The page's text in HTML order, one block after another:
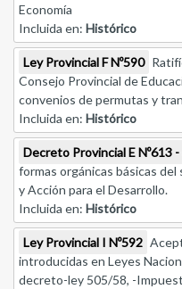
Economía
Incluida en: Histórico
Ley Provincial F Nº590
Consejo Provincial de
convenios de permutas y
Incluida en: Histórico
Decreto Provincial E Nº613
formas orgánicas básicas
y Acción para el Desarrollo.
Incluida en: Histórico
Ley Provincial I Nº592
introducidas en Leyes
decreto-ley 505/58, -